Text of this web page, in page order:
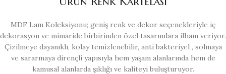
MDF Lam Koleksiyonu; geniş renk ve dekor seçenekleriyle iç
dekorasyon ve mimaride birbirinden özel tasarımlara ilham veriyor.
Çizilmeye dayanıklı, kolay temizlenebilir, anti bakteriyel , solmaya
ve sararmaya dirençli yapısıyla hem yaşam alanlarında hem de
kamusal alanlarda şıklığı ve kaliteyi buluşturuyor.